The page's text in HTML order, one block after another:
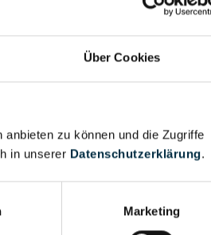
Über Cookies
zu können und die Zugriffe
in unserer Datenschutzerklärung.
Marketing
anfragen